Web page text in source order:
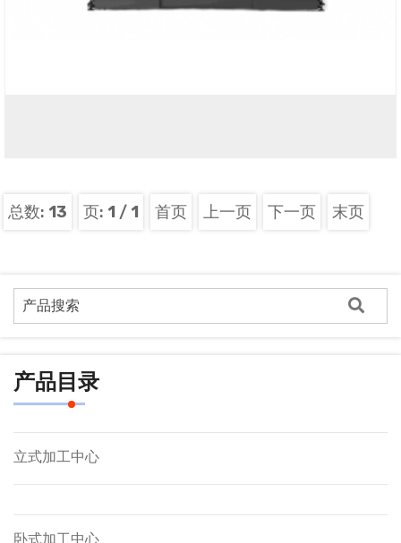
总数: 13 页: 1 / 1 首页 上一页 下一页 末页
产品目录
立式加工中心
卧式加工中心